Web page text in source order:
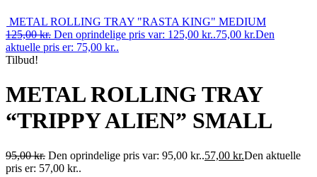
METAL ROLLING TRAY "RASTA KING" MEDIUM
125,00kr. Den oprindelige pris var: 125,00 kr..75,00 kr.Den
aktuelle pris er: 75,00 kr..
Tilbud!
METAL ROLLING TRAY
“TRIPPY ALIEN” SMALL
95,00kr. Den oprindelige pris var: 95,00 kr..57,00 kr.Den aktuelle
pris er: 57,00 kr..